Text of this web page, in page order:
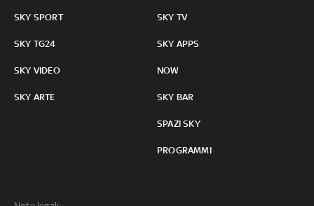
SKY SPORT
SKY TG24
SKY VIDEO
SKY ARTE
SKY TV
SKY APPS
NOW
SKY BAR
SPAZI SKY
PROGRAMMI